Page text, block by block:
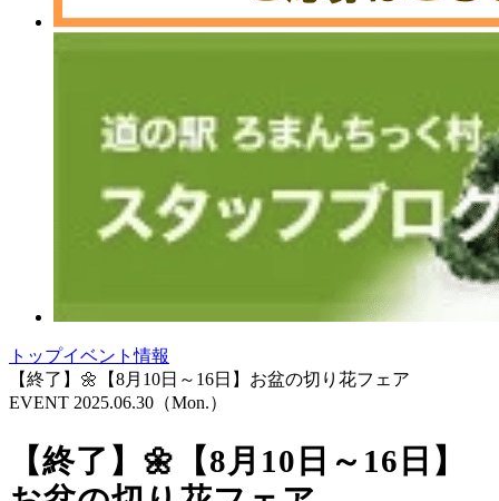
トップイベント情報
【終了】🌼【8月10日～16日】お盆の切り花フェア
EVENT 2025.06.30 （Mon.）
【終了】🌼【8月10日～16日】